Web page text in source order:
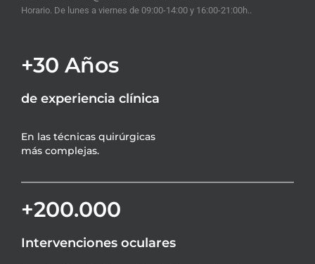
Horario. De lunes a viernes de 09:00-14:00 y 16:00-21:00h..
+30 Años
de experiencia clínica
En las técnicas quirúrgicas
más complejas.
+200.000
Intervenciones oculares